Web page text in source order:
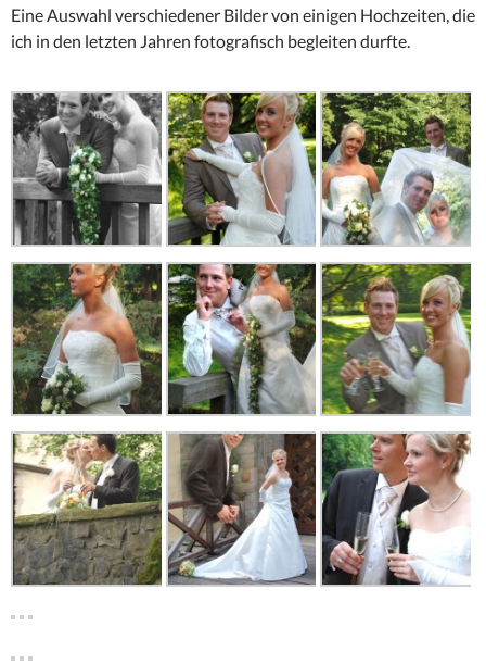
Eine Auswahl verschiedener Bilder von einigen Hochzeiten, die
ich in den letzten Jahren fotografisch begleiten durfte.